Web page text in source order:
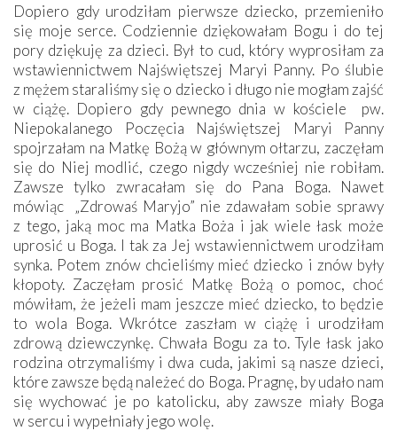
Dopiero gdy urodziłam pierwsze dziecko, przemieniło
się moje serce. Codziennie dziękowałam Bogu i do tej
pory dziękuję za dzieci. Był to cud, który wyprosiłam za
wstawiennictwem Najświętszej Maryi Panny. Po ślubie
z mężem staraliśmy się o dziecko i długo nie mogłam zajść
w ciążę. Dopiero gdy pewnego dnia w kościele pw.
Niepokalanego Poczęcia Najświętszej Maryi Panny
spojrzałam na Matkę Bożą w głównym ołtarzu, zaczęłam
się do Niej modlić, czego nigdy wcześniej nie robiłam.
Zawsze tylko zwracałam się do Pana Boga. Nawet
mówiąc „Zdrowaś Maryjo” nie zdawałam sobie sprawy
z tego, jaką moc ma Matka Boża i jak wiele łask może
uprosić u Boga. I tak za Jej wstawiennictwem urodziłam
synka. Potem znów chcieliśmy mieć dziecko i znów były
kłopoty. Zaczęłam prosić Matkę Bożą o pomoc, choć
mówiłam, że jeżeli mam jeszcze mieć dziecko, to będzie
to wola Boga. Wkrótce zaszłam w ciążę i urodziłam
zdrową dziewczynkę. Chwała Bogu za to. Tyle łask jako
rodzina otrzymaliśmy i dwa cuda, jakimi są nasze dzieci,
które zawsze będą należeć do Boga. Pragnę, by udało nam
się wychować je po katolicku, aby zawsze miały Boga
w sercu i wypełniały jego wolę.